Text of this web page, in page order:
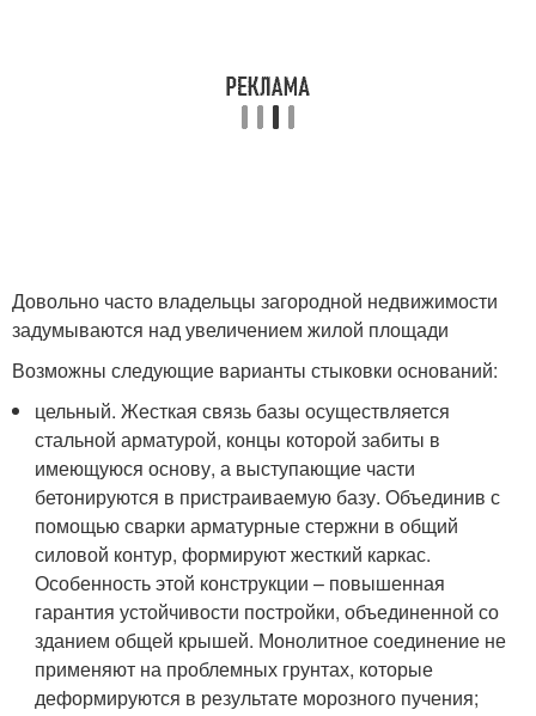
Довольно часто владельцы загородной недвижимости
задумываются над увеличением жилой площади
Возможны следующие варианты стыковки оснований:
цельный. Жесткая связь базы осуществляется
стальной арматурой, концы которой забиты в
имеющуюся основу, а выступающие части
бетонируются в пристраиваемую базу. Объединив с
помощью сварки арматурные стержни в общий
силовой контур, формируют жесткий каркас.
Особенность этой конструкции – повышенная
гарантия устойчивости постройки, объединенной со
зданием общей крышей. Монолитное соединение не
применяют на проблемных грунтах, которые
деформируются в результате морозного пучения;